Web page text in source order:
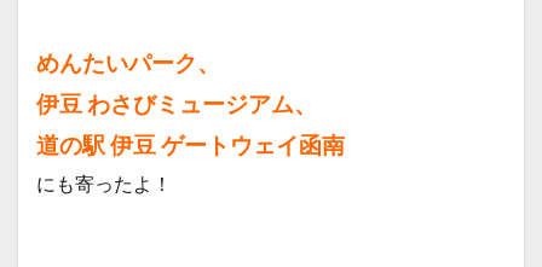
めんたいパーク、
伊豆 わさびミュージアム、
道の駅 伊豆 ゲートウェイ函南
にも寄ったよ！